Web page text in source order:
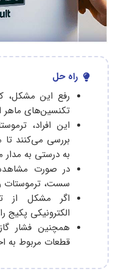
راه حل
رفع این مشکل،
تکنسین‌های ماهر
این افراد،
بررسی می‌کنند
به درستی به
در صورت
سست، ترموستات
اگر مشکل از
الکترونیکی پکیج
همچنین فشار
قطعات مربوط به